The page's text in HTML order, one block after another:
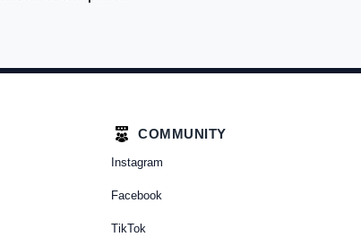
COMMUNITY
Instagram
Facebook
TikTok